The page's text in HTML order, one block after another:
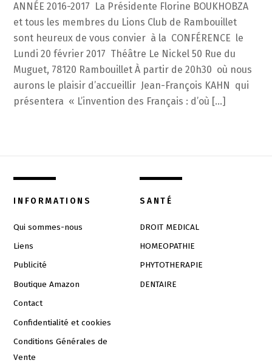
ANNÉE 2016-2017 La Présidente Florine BOUKHOBZA
et tous les membres du Lions Club de Rambouillet
sont heureux de vous convier à la CONFÉRENCE le
Lundi 20 février 2017 Théâtre Le Nickel 50 Rue du
Muguet, 78120 Rambouillet À partir de 20h30 où nous
aurons le plaisir d’accueillir Jean-François KAHN qui
présentera « L’invention des Français : d’où […]
INFORMATIONS
Qui sommes-nous
Liens
Publicité
Boutique Amazon
Contact
Confidentialité et cookies
Conditions Générales de
Vente
SANTÉ
DROIT MEDICAL
HOMEOPATHIE
PHYTOTHERAPIE
DENTAIRE